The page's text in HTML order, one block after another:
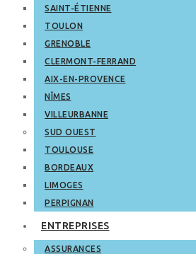
SAINT-ÉTIENNE
TOULON
GRENOBLE
CLERMONT-FERRAND
AIX-EN-PROVENCE
NÎMES
VILLEURBANNE
SUD OUEST
TOULOUSE
BORDEAUX
LIMOGES
PERPIGNAN
ENTREPRISES
ASSURANCES